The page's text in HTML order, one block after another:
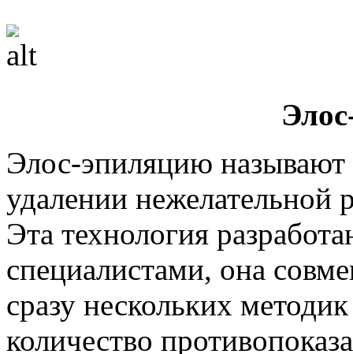
Элос-эпиляцию
удалении нежелательной
Эта технология
специалистами, она
сразу нескольких
количество